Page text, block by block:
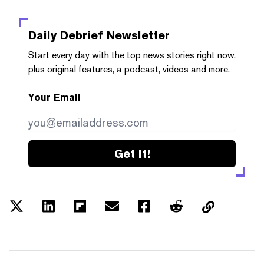
Daily Debrief Newsletter
Start every day with the top news stories right now,
plus original features, a podcast, videos and more.
Your Email
Get it!